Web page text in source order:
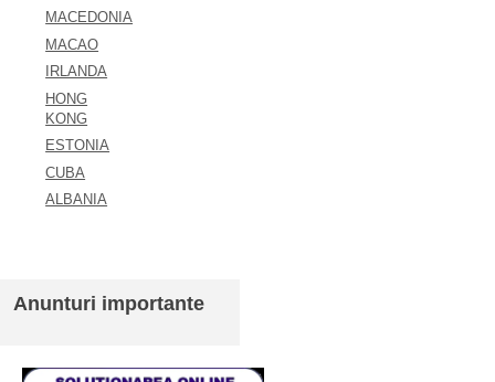
MACEDONIA
MACAO
IRLANDA
HONG
KONG
ESTONIA
CUBA
ALBANIA
Anunturi importante